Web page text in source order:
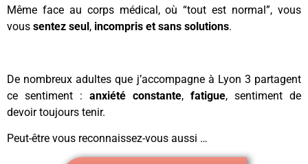
Même face au corps médical, où “tout est normal”, vous
vous sentez seul , incompris et sans solutions.
De nombreux adultes que j’accompagne à Lyon 3 partagent
ce sentiment : anxiété constante, fatigue, sentiment de
devoir toujours tenir.
Peut-être vous reconnaissez-vous aussi …